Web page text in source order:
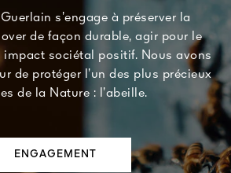
s’engage à préserver la
de façon durable, agir pour le
impact sociétal positif. Nous avons
de protéger l’un des plus précieux
de la Nature : l’abeille.
ENGAGEMENT